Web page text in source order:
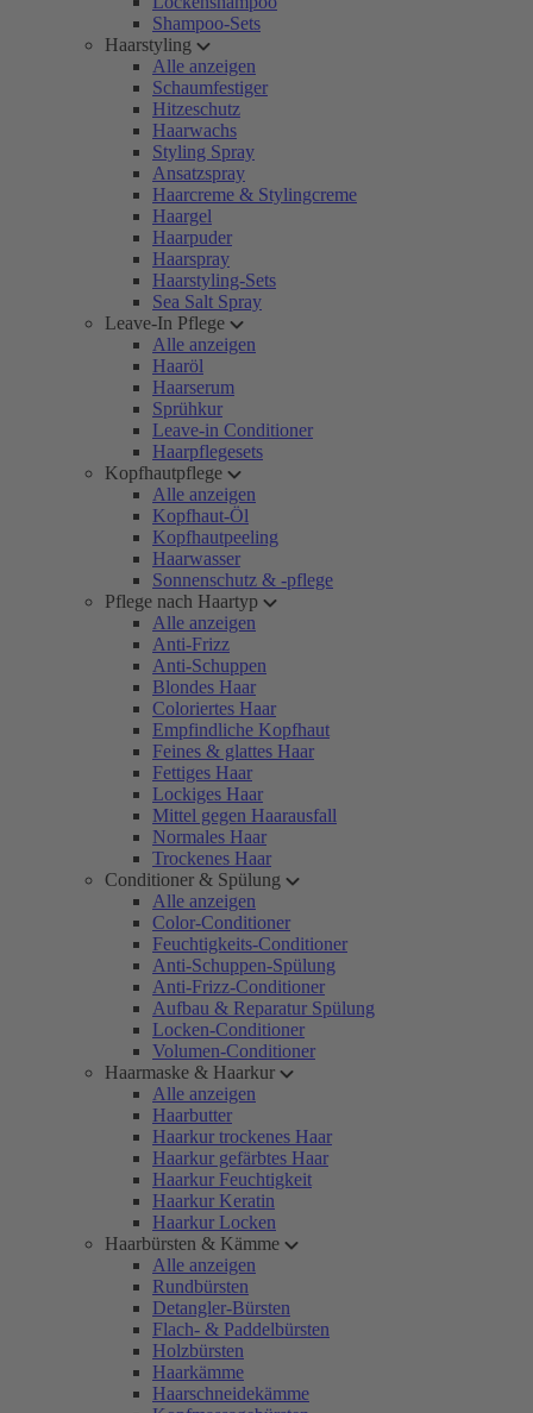
Shampoo-Sets
Haarstyling
Alle anzeigen
Schaumfestiger
Hitzeschutz
Haarwachs
Styling Spray
Ansatzspray
Haarcreme & Stylingcreme
Haargel
Haarpuder
Haarspray
Haarstyling-Sets
Sea Salt Spray
Leave-In Pflege
Alle anzeigen
Haaröl
Haarserum
Sprühkur
Leave-in Conditioner
Haarpflegesets
Kopfhautpflege
Alle anzeigen
Kopfhaut-Öl
Kopfhautpeeling
Haarwasser
Sonnenschutz & -pflege
Pflege nach Haartyp
Alle anzeigen
Anti-Frizz
Anti-Schuppen
Blondes Haar
Coloriertes Haar
Empfindliche Kopfhaut
Feines & glattes Haar
Fettiges Haar
Lockiges Haar
Mittel gegen Haarausfall
Normales Haar
Trockenes Haar
Conditioner & Spülung
Alle anzeigen
Color-Conditioner
Feuchtigkeits-Conditioner
Anti-Schuppen-Spülung
Anti-Frizz-Conditioner
Aufbau & Reparatur Spülung
Locken-Conditioner
Volumen-Conditioner
Haarmaske & Haarkur
Alle anzeigen
Haarbutter
Haarkur trockenes Haar
Haarkur gefärbtes Haar
Haarkur Feuchtigkeit
Haarkur Keratin
Haarkur Locken
Haarbürsten & Kämme
Alle anzeigen
Rundbürsten
Detangler-Bürsten
Flach- & Paddelbürsten
Holzbürsten
Haarkämme
Haarschneidekämme